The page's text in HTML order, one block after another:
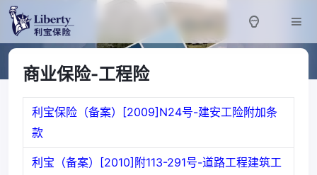
商业保险-工程险
利宝保险（备案）[2009]N24号-建安工险附加条
款
利宝（备案）[2010]附113-291号-道路工程建筑工